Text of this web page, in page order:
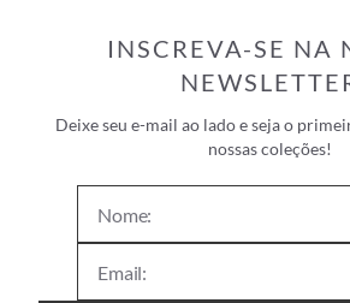
INSCREVA-SE NA
Deixe seu e-mail ao lado e seja o
nossas coleções!